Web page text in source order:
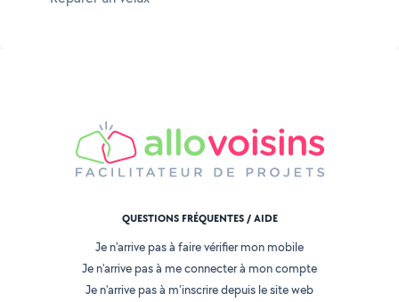
QUESTIONS FRÉQUENTES / AIDE
Je n'arrive pas à faire vérifier mon mobile
Je n'arrive pas à me connecter à mon compte
Je n'arrive pas à m'inscrire depuis le site web